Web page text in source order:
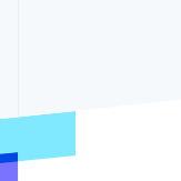
欺诈防范